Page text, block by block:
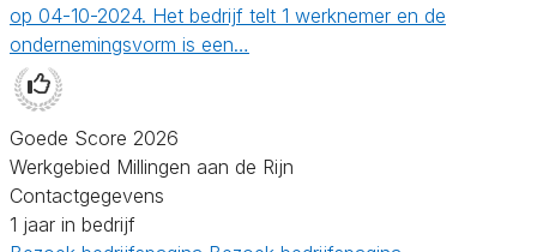
op 04-10-2024. Het bedrijf telt 1 werknemer en de
ondernemingsvorm is een…
Goede Score 2026
Werkgebied Millingen aan de Rijn
Contactgegevens
1 jaar in bedrijf